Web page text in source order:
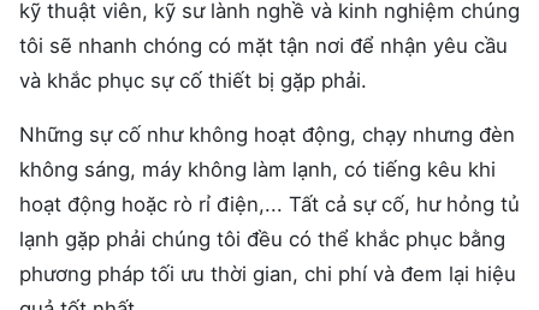
kỹ thuật viên, kỹ sư lành nghề và kinh nghiệm chúng
tôi sẽ nhanh chóng có mặt tận nơi để nhận yêu cầu
và khắc phục sự cố thiết bị gặp phải.
Những sự cố như không hoạt động, chạy nhưng đèn
không sáng, máy không làm lạnh, có tiếng kêu khi
hoạt động hoặc rò rỉ điện,... Tất cả sự cố, hư hỏng tủ
lạnh gặp phải chúng tôi đều có thể khắc phục bằng
phương pháp tối ưu thời gian, chi phí và đem lại hiệu